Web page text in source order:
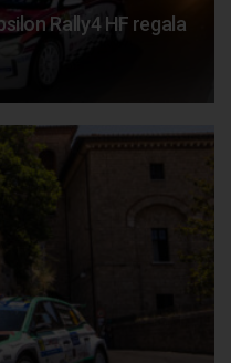
Rally4 HF regala